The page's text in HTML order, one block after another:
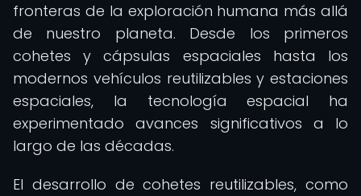
fronteras de la exploración humana más allá
de nuestro planeta. Desde los primeros
cohetes y cápsulas espaciales hasta los
modernos vehículos reutilizables y estaciones
espaciales, la tecnología espacial ha
experimentado avances significativos a lo
largo de las décadas.
El desarrollo de cohetes reutilizables, como